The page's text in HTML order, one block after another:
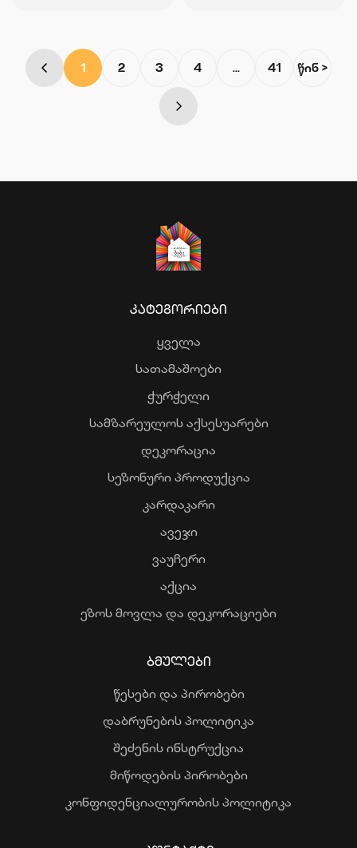
1 2 3 4 ... 41 წინ >
ᲙᲐᲢᲔᲒᲝᲠᲘᲔᲑᲘ
ყველა
სათამაშოები
ჭურჭელი
სამზარეულოს აქსესუარები
დეკორაცია
სეზონური პროდუქცია
კარდაკარი
ავეჯი
ვაუჩერი
აქცია
ეზოს მოვლა და დეკორაციები
ᲑᲛᲣᲚᲔᲑᲘ
წესები და პირობები
დაბრუნების პოლიტიკა
შეძენის ინსტრუქცია
მიწოდების პირობები
კონფიდენციალურობის პოლიტიკა